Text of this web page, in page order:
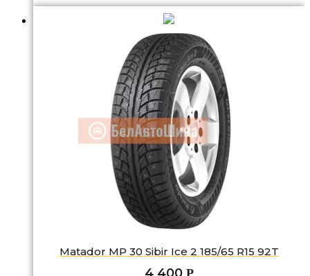
Matador MP 30 Sibir Ice 2 185/65 R15 92T
Р